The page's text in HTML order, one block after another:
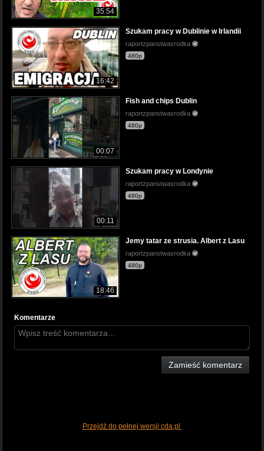
35:54
16:42
Szukam pracy w Dublinie w Irlandii
raportzpanstwasrodka
480p
00:07
Fish and chips Dublin
raportzpanstwasrodka
480p
00:11
Szukam pracy w Londynie
raportzpanstwasrodka
480p
18:46
Jemy tatar ze strusia. Albert z Lasu
raportzpanstwasrodka
480p
Komentarze
Zamieść komentarz
Przejdź do pełnej wersji cda.pl